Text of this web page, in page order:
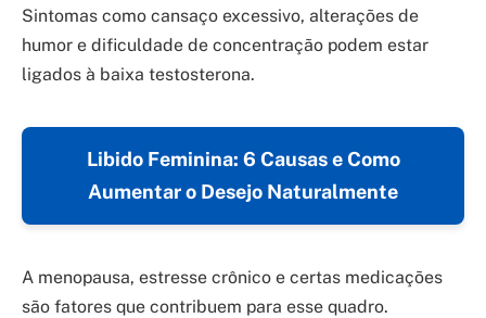
Sintomas como cansaço excessivo, alterações de
humor e dificuldade de concentração podem estar
ligados à baixa testosterona.
Libido Feminina: 6 Causas e Como
Aumentar o Desejo Naturalmente
A menopausa, estresse crônico e certas medicações
são fatores que contribuem para esse quadro.